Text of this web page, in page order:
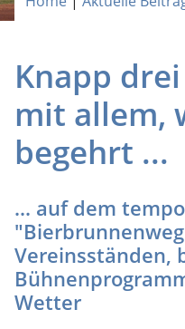
Knapp
mit allem,
begehrt ...
... auf dem
Vereinsständen,
Wetter